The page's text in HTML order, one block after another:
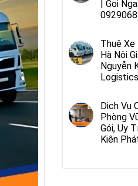
| Gọi
Thuê Xe
Hà Nội
Nguyễn
Logistics
Dịch Vụ
Phòng
Gói, Uy
Kiên